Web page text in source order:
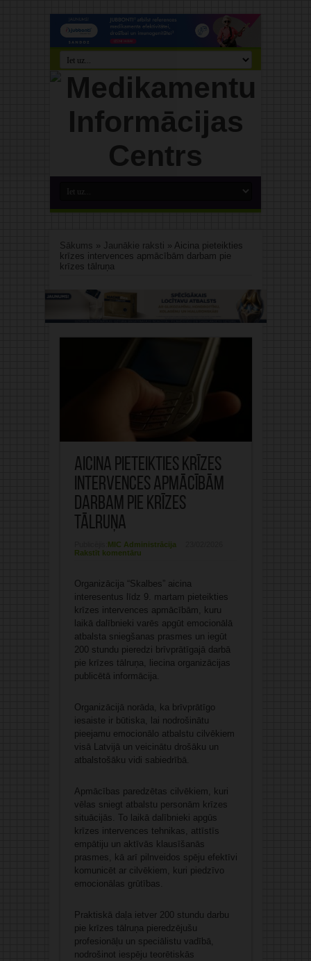
Sākums » Jaunākie raksti » Aicina pieteikties
krīzes intervences apmācībām darbam pie
krīzes tālruņa
Aicina pieteikties krīzes
intervences apmācībām
darbam pie krīzes
tālruņa
MIC Administrācija
Rakstīt komentāru
Organizācija “Skalbes” aicina
interesentus līdz 9. martam pieteikties
krīzes intervences apmācībām, kuru
laikā dalībnieki varēs apgūt emocionālā
atbalsta sniegšanas prasmes un iegūt
200 stundu pieredzi brīvprātīgajā darbā
pie krīzes tālruņa, liecina organizācijas
publicētā informācija.
Organizācijā norāda, ka brīvprātīgo
iesaiste ir būtiska, lai nodrošinātu
pieejamu emocionālo atbalstu cilvēkiem
visā Latvijā un veicinātu drošāku un
atbalstošāku vidi sabiedrībā.
Apmācības paredzētas cilvēkiem, kuri
vēlas sniegt atbalstu personām krīzes
situācijās. To laikā dalībnieki apgūs
krīzes intervences tehnikas, attīstīs
empātiju un aktīvās klausīšanās
prasmes, kā arī pilnveidos spēju efektīvi
komunicēt ar cilvēkiem, kuri piedzīvo
emocionālas grūtības.
Praktiskā daļa ietver 200 stundu darbu
pie krīzes tālruņa pieredzējušu
profesionāļu un speciālistu vadībā,
nodrošinot iespēju teorētiskās